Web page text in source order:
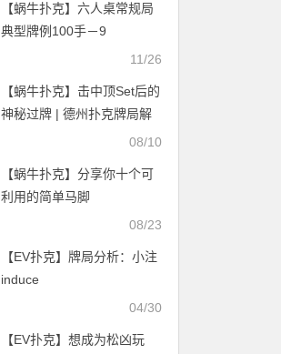
【蜗牛扑克】​六人桌常规局
典型牌例100手－9
11/26
【蜗牛扑克】击中顶Set后的
神秘过牌 | 德州扑克牌局解
08/10
【蜗牛扑克】分享你十个可
利用的简单马脚
08/23
【EV扑克】牌局分析：小注
induce
04/30
【EV扑克】想成为松凶玩